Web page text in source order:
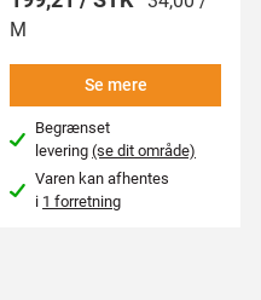
M
Se mere
Begrænset
levering(se dit område)
Varen kan afhentes
i 1 forretning